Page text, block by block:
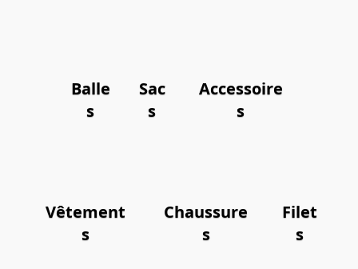
Balle
s
Sac
s
Accessoire
s
Vêtement
s
Chaussure
s
Filet
s